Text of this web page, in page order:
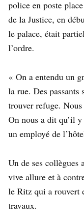
police en poste
de la Justice, en
le palace, était
l’ordre.
« On a entendu un
la rue. Des passants
trouver refuge. Nous
On nous a dit qu’il
un employé de
Un de ses
vive allure et à
le Ritz qui a rouvert
travaux.